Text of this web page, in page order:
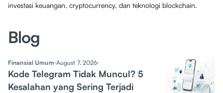
investasi keuangan, cryptocurrency, dan teknologi blockchain.
Blog
Finansial Umum August 7, 2026
Kode Telegram Tidak Muncul? 5
Kesalahan yang Sering Terjadi